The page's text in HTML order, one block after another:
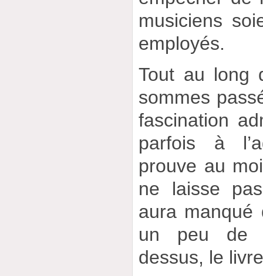
musiciens
employés.
Tout au long
sommes
fascination
parfois à
prouve au
ne laisse
aura manqué
un peu de
dessus, le